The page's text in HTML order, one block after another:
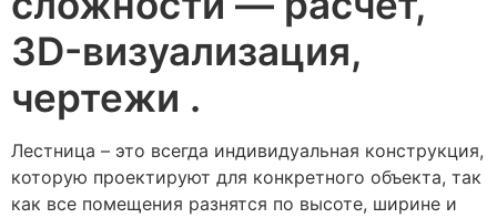
3D-визуализация,
чертежи .
Лестница – это всегда индивидуальная конструкция,
которую проектируют для конкретного объекта, так
как все помещения разнятся по высоте, ширине и